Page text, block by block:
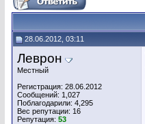
28.06.2012, 03:11
Леврон
Местный
Регистрация: 28.06.2012
Сообщений: 1,027
Поблагодарили: 4,295
Вес репутации: 16
Репутация: 53